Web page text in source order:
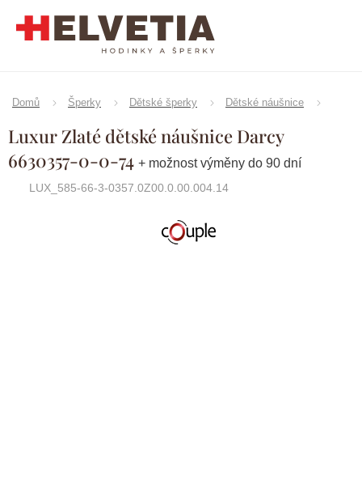
Domů Šperky Dětské šperky Dětské náušnice
Luxur Zlaté dětské náušnice Darcy
6630357-0-0-74 + možnost výměny do 90 dní
LUX_585-66-3-0357.0Z00.0.00.004.14
Značka:Couple